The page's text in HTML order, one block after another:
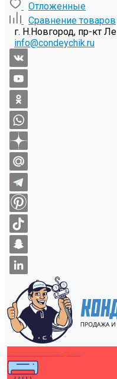
Отложенные
Сравнение товаров
г. Н.Новгород, пр-кт
info@condeychik.ru